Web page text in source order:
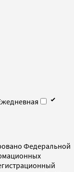
Федеральной